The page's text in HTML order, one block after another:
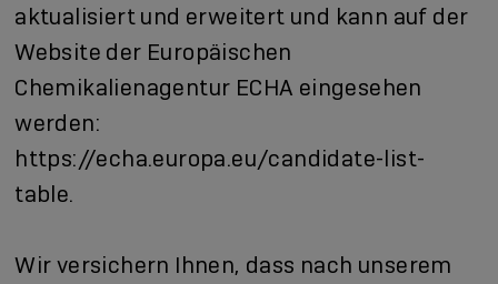
aktualisiert und erweitert und kann auf der
Website der Europäischen
Chemikalienagentur ECHA eingesehen
werden:
https://echa.europa.eu/candidate-list-
table.
Wir versichern Ihnen, dass nach unserem